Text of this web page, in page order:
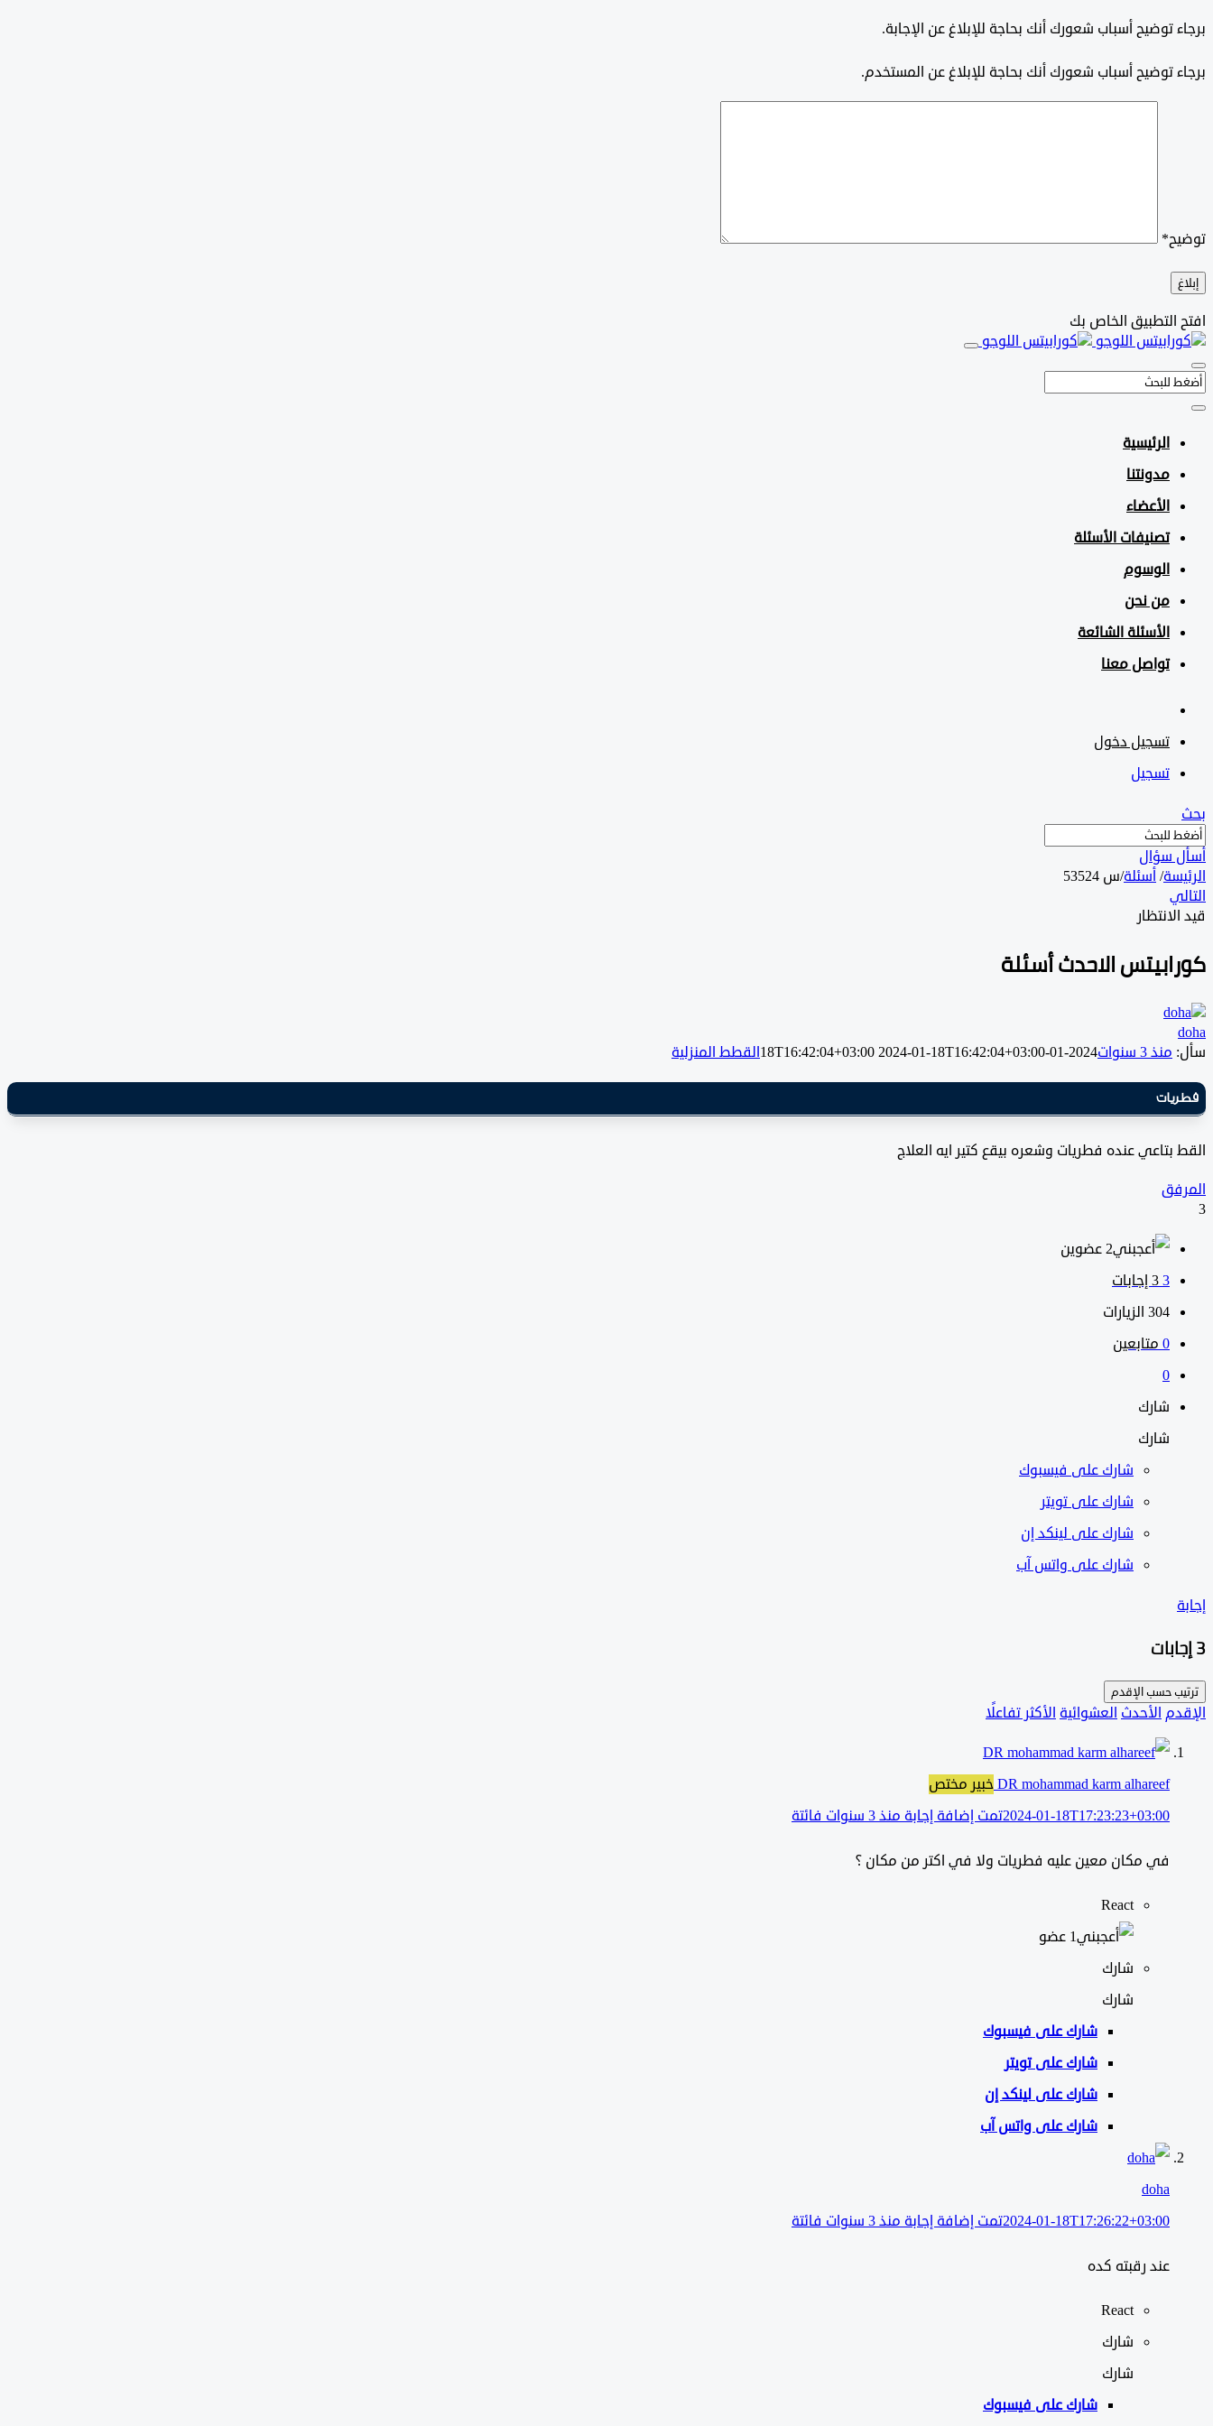
برجاء توضيح أسباب شعورك أنك بحاجة للإبلاغ عن الإجابة.
برجاء توضيح أسباب شعورك أنك بحاجة للإبلاغ عن المستخدم.
توضيح*
إبلاغ
افتح التطبيق الخاص بك
الرئيسية
مدونتنا
الأعضاء
تصنيفات الأسئلة
الوسوم
من نحن
الأسئلة الشائعة
تواصل معنا
تسجيل دخول
تسجيل
بحث
أسأل سؤال
الرئيسة/أسئلة/س 53524
التالي
قيد الانتظار
كورابيتس الاحدث أسئلة
doha
سأل: منذ 3 سنوات 2024-01-18T16:42:04+03:00
2024-01-18T16:42:04+03:00 القطط المنزلية
فطريات
القط بتاعي عنده فطريات وشعره بيقع كتير ايه العلاج
المرفق
3
‫2 عضوين
3‫3 إجابات
304 الزيارات
0 متابعين
0
شارك
شارك
شارك على فيسبوك
شارك على تويتر
شارك على لينكد إن
شارك على واتس آب
إجابة
‫3 إجابات
ترتيب حسبالإقدم
الإقدم الأحدث العشوائية الأكثر تفاعلًا
DR mohammad karm alhareefخبير مختص
2024-01-18T17:23:23+03:00تمت إضافة إجابة منذ 3 سنوات فائتة
في مكان معين عليه فطريات ولا في اكتر من مكان ؟
React
‫1 عضو
شارك
شارك
شارك على فيسبوك
شارك على تويتر
شارك على لينكد إن
شارك على واتس آب
doha
2024-01-18T17:26:22+03:00تمت إضافة إجابة منذ 3 سنوات فائتة
عند رقبته كده
React
شارك
شارك
شارك على فيسبوك